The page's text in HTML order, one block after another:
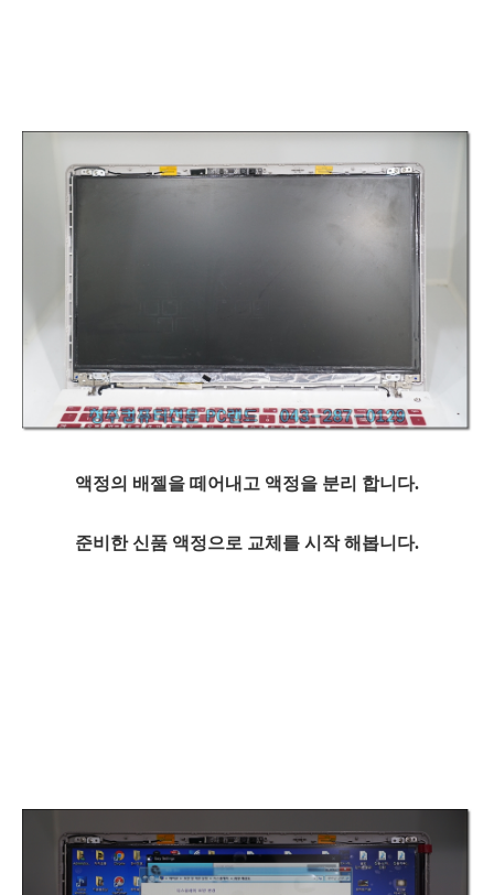
액정의 배젤을 떼어내고 액정을 분리 합니다.
준비한 신품 액정으로 교체를 시작 해봅니다.